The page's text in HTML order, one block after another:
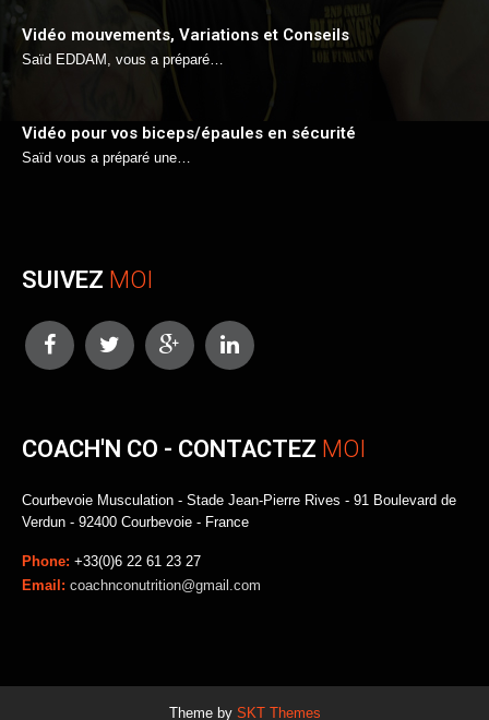
Vidéo mouvements, Variations et Conseils
Saïd EDDAM, vous a préparé…
Vidéo pour vos biceps/épaules en sécurité
Saïd vous a préparé une…
SUIVEZ MOI
COACH'N CO - CONTACTEZ MOI
Courbevoie Musculation - Stade Jean-Pierre Rives - 91 Boulevard de
Verdun - 92400 Courbevoie - France
Phone: +33(0)6 22 61 23 27
Email: coachnconutrition@gmail.com
Theme by SKT Themes